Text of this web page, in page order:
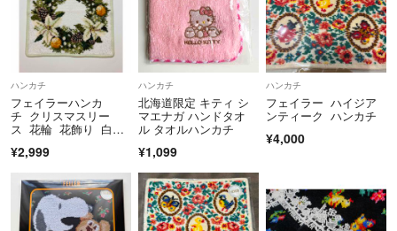
ハンカチ
フェイラーハンカ
チ クリスマスリー
ス 花輪 花飾り 白色
くり
¥2,999
ハンカチ
北海道限定 キティ シ
マエナガ ハンドタオ
ル タオルハンカチ
¥1,099
ハンカチ
フェイラー ハイジア
ンティーク ハンカチ
¥4,000